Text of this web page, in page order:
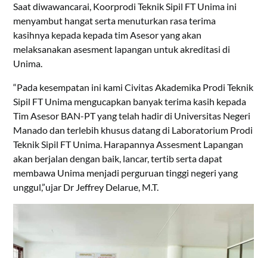
Saat diwawancarai, Koorprodi Teknik Sipil FT Unima ini
menyambut hangat serta menuturkan rasa terima
kasihnya kepada kepada tim Asesor yang akan
melaksanakan asesment lapangan untuk akreditasi di
Unima.
“Pada kesempatan ini kami Civitas Akademika Prodi Teknik
Sipil FT Unima mengucapkan banyak terima kasih kepada
Tim Asesor BAN-PT yang telah hadir di Universitas Negeri
Manado dan terlebih khusus datang di Laboratorium Prodi
Teknik Sipil FT Unima. Harapannya Assesment Lapangan
akan berjalan dengan baik, lancar, tertib serta dapat
membawa Unima menjadi perguruan tinggi negeri yang
unggul,”ujar Dr Jeffrey Delarue, M.T.